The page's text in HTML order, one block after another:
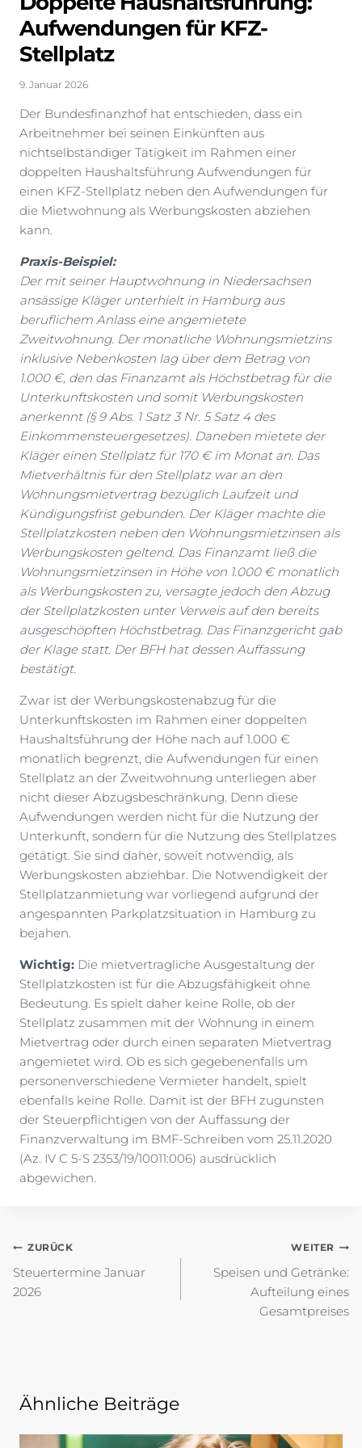
Aufwendungen für KFZ-
Stellplatz
9. Januar 2026
Der Bundesfinanzhof hat entschieden, dass ein
Arbeitnehmer bei seinen Einkünften aus
nichtselbständiger Tätigkeit im Rahmen einer
doppelten Haushaltsführung Aufwendungen für
einen KFZ-Stellplatz neben den Aufwendungen für
die Mietwohnung als Werbungskosten abziehen
kann.
Praxis-Beispiel:
Der mit seiner Hauptwohnung in Niedersachsen
ansässige Kläger unterhielt in Hamburg aus
beruflichem Anlass eine angemietete
Zweitwohnung. Der monatliche Wohnungsmietzins
inklusive Nebenkosten lag über dem Betrag von
1.000 €, den das Finanzamt als Höchstbetrag für die
Unterkunftskosten und somit Werbungskosten
anerkennt (§ 9 Abs. 1 Satz 3 Nr. 5 Satz 4 des
Einkommensteuergesetzes). Daneben mietete der
Kläger einen Stellplatz für 170 € im Monat an. Das
Mietverhältnis für den Stellplatz war an den
Wohnungsmietvertrag bezüglich Laufzeit und
Kündigungsfrist gebunden. Der Kläger machte die
Stellplatzkosten neben den Wohnungsmietzinsen als
Werbungskosten geltend. Das Finanzamt ließ die
Wohnungsmietzinsen in Höhe von 1.000 € monatlich
als Werbungskosten zu, versagte jedoch den Abzug
der Stellplatzkosten unter Verweis auf den bereits
ausgeschöpften Höchstbetrag. Das Finanzgericht gab
der Klage statt. Der BFH hat dessen Auffassung
bestätigt.
Zwar ist der Werbungskostenabzug für die
Unterkunftskosten im Rahmen einer doppelten
Haushaltsführung der Höhe nach auf 1.000 €
monatlich begrenzt, die Aufwendungen für einen
Stellplatz an der Zweitwohnung unterliegen aber
nicht dieser Abzugsbeschränkung. Denn diese
Aufwendungen werden nicht für die Nutzung der
Unterkunft, sondern für die Nutzung des Stellplatzes
getätigt. Sie sind daher, soweit notwendig, als
Werbungskosten abziehbar. Die Notwendigkeit der
Stellplatzanmietung war vorliegend aufgrund der
angespannten Parkplatzsituation in Hamburg zu
bejahen.
Wichtig: Die mietvertragliche Ausgestaltung der
Stellplatzkosten ist für die Abzugsfähigkeit ohne
Bedeutung. Es spielt daher keine Rolle, ob der
Stellplatz zusammen mit der Wohnung in einem
Mietvertrag oder durch einen separaten Mietvertrag
angemietet wird. Ob es sich gegebenenfalls um
personenverschiedene Vermieter handelt, spielt
ebenfalls keine Rolle. Damit ist der BFH zugunsten
der Steuerpflichtigen von der Auffassung der
Finanzverwaltung im BMF-Schreiben vom 25.11.2020
(Az. IV C 5-S 2353/19/10011:006) ausdrücklich
abgewichen.
Beitragsnavigation
ZURÜCK
Steuertermine Januar
2026
WEITER
Speisen und Getränke:
Aufteilung eines
Gesamtpreises
Ähnliche Beiträge